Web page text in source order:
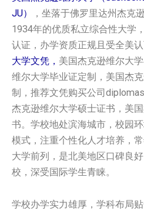
JU）
，坐落于佛罗里达州杰克
1934年的优质私立综合性大学
认证，办学资质正规且受全美认
大学文凭， 美国杰克逊维尔大
维尔大学毕业证定制，美国杰
制，推荐文凭购买公司
杰克逊维尔大学硕士证书，美
书。学校地处滨海城市，校园
模式，注重个性化人才培养，
大学前列，是北美地区口碑良
校，深受国际学生青睐。
学校办学实力雄厚，学科布局